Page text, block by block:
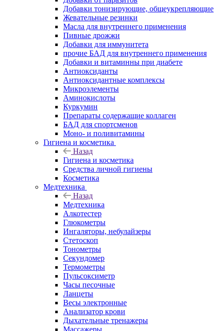
Добавки тонизирующие, общеукрепляющие
Жевательные резинки
Масла для внутреннего применения
Пивные дрожжи
Добавки для иммунитета
прочие БАД для внутреннего применения
Добавки и витаминны при диабете
Антиоксиданты
Антиоксидантные комплексы
Микроэлементы
Аминокислоты
Куркумин
Препараты содержащие коллаген
БАД для спортсменов
Моно- и поливитамины
Гигиена и косметика
Назад
Гигиена и косметика
Средства личной гигиены
Косметика
Медтехника
Назад
Медтехника
Алкотестер
Глюкометры
Ингаляторы, небулайзеры
Стетоскоп
Тонометры
Секундомер
Термометры
Пульсоксиметр
Часы песочные
Ланцеты
Весы электронные
Анализатор крови
Дыхательные тренажеры
Массажеры